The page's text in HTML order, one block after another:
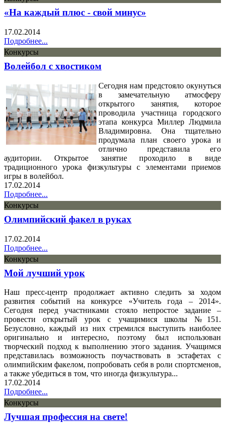
«На каждый плюс - свой минус»
17.02.2014
Подробнее...
Конкурсы
Волейбол с хвостиком
Сегодня нам предстояло окунуться
в замечательную атмосферу
открытого занятия, которое
проводила участница городского
этапа конкурса Миллер Людмила
Владимировна. Она тщательно
продумала план своего урока и
отлично представила его
аудитории. Открытое занятие проходило в виде
традиционного урока физкультуры с элементами приемов
игры в волейбол.
17.02.2014
Подробнее...
Конкурсы
Олимпийский факел в руках
17.02.2014
Подробнее...
Конкурсы
Мой лучший урок
Наш пресс-центр продолжает активно следить за ходом
развития событий на конкурсе «Учитель года – 2014».
Сегодня перед участниками стояло непростое задание –
провести открытый урок с учащимися школы №151.
Безусловно, каждый из них стремился выступить наиболее
оригинально и интересно, поэтому был использован
творческий подход к выполнению этого задания. Учащимся
представилась возможность поучаствовать в эстафетах с
олимпийским факелом, попробовать себя в роли спортсменов,
а также убедиться в том, что иногда физкультура...
17.02.2014
Подробнее...
Конкурсы
Лучшая профессия на свете!